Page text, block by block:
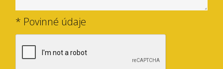
* Povinné údaje